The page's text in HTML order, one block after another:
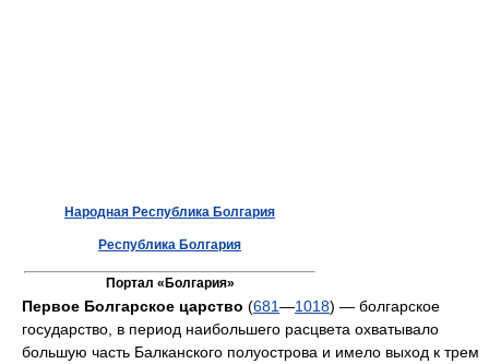
Народная Республика Болгария
Республика Болгария
Портал «Болгария»
Первое Болгарское царство (681—1018) — болгарское
государство, в период наибольшего расцвета охватывало
большую часть Балканского полуострова и имело выход к трем